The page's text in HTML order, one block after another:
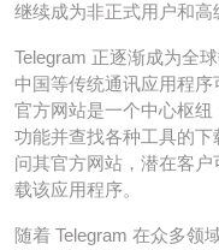
继续成为非正式用户和高
Telegram 正逐渐成为全
中国等传统通讯应用程
官方网站是一个中心枢
功能并查找各种工具的
问其官方网站，潜在客
载该应用程序。
随着 Telegram 在众多领